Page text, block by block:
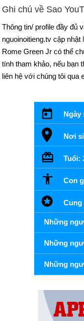
Ghi chú về Sao
Thông tin/ profile đầy đủ
nguoinoitieng.tv cập nhật
Rome Green Jr có thể
tính tham khảo, nếu bạn
liên hệ với chúng tôi qua
Ngày
Nơi
Tuổi:
Con
Cung
Những
Những
Những